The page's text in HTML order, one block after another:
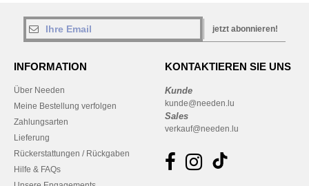
jetzt abonnieren!
INFORMATION
Über Needen
Meine Bestellung verfolgen
Zahlungsarten
Lieferung
Rückerstattungen / Rückgaben
Hilfe & FAQs
KONTAKTIEREN SIE UNS
Kunde
kunde@needen.lu
Sales
verkauf@needen.lu